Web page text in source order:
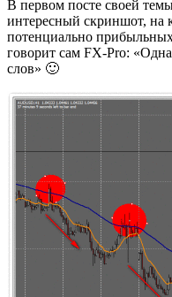
В первом посте своей
интересный скриншот, на
потенциально
говорит сам FX-Pro:
слов» 🙂